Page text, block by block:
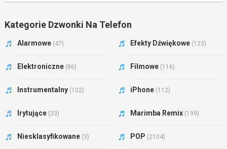
Kategorie Dzwonki Na Telefon
Alarmowe (47) Efekty Dźwiękowe (123)
Elektroniczne (86) Filmowe (116)
Instrumentalny (102) iPhone (112)
Irytujące (33) Marimba Remix (199)
Niesklasyfikowane (3) POP (2104)